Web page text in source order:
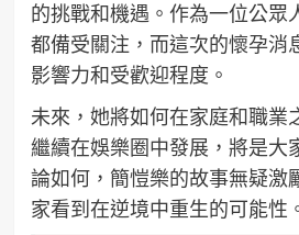
的挑戰和機遇。作為一位公眾
都備受關注，而這次的懷孕消
影響力和受歡迎程度。
未來，她將如何在家庭和職業
繼續在娛樂圈中發展，將是大
論如何，簡愷樂的故事無疑激
家看到在逆境中重生的可能性